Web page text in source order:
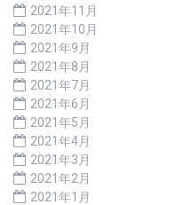
2021年11月
2021年10月
2021年9月
2021年8月
2021年7月
2021年6月
2021年5月
2021年4月
2021年3月
2021年2月
2021年1月